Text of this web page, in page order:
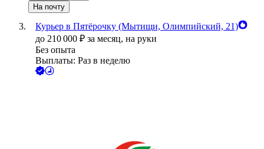
На почту
Курьер в Пятёрочку (Мытищи, Олимпийский, 21)
до 210 000 ₽ за месяц, на руки
Без опыта
Выплаты: Раз в неделю